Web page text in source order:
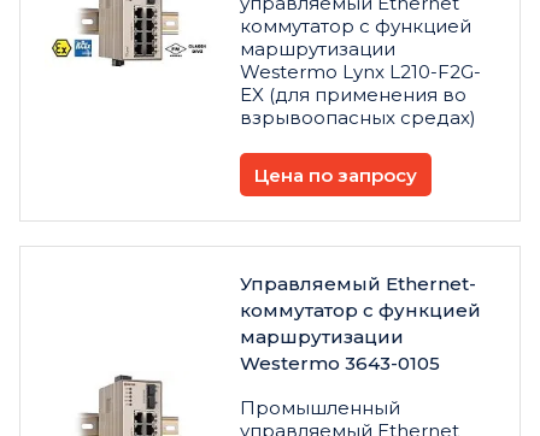
коммутатор с функцией
маршрутизации
Westermo Lynx L210-F2G-
EX (для применения во
взрывоопасных средах)
Цена по запросу
Управляемый Ethernet-
коммутатор с функцией
маршрутизации
Westermo 3643-0105
Промышленный
управляемый Ethernet